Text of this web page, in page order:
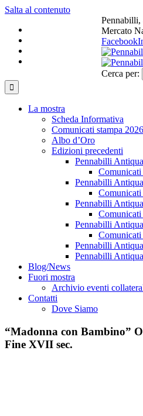
Salta al contenuto
Pennabilli,
Mercato
Facebook
Cerca per:
La mostra
Scheda Informativa
Comunicati stampa 2026
Albo d’Oro
Edizioni precedenti
Pennabilli
Comunicati
Pennabilli
Comunicati
Pennabilli
Comunicati
Pennabilli
Comunicati
Pennabilli
Pennabilli
Blog/News
Fuori mostra
Archivio eventi
Contatti
Dove Siamo
“Madonna con Bambino”
Fine XVII sec.